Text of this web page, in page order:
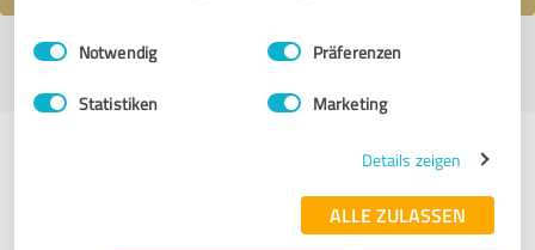
Impressum Datenschutzbestimmungen
Einwilligungsauswahl
Notwendig Präferenzen
Statistiken Marketing
Details zeigen
ALLE ZULASSEN
Profil aktiv seit 27.09.2018 | Letzte Aktualisierung: 26.06.2026
Erfahrungen zu weiteren
Anbietern aus dem Bereich
Onlineshops